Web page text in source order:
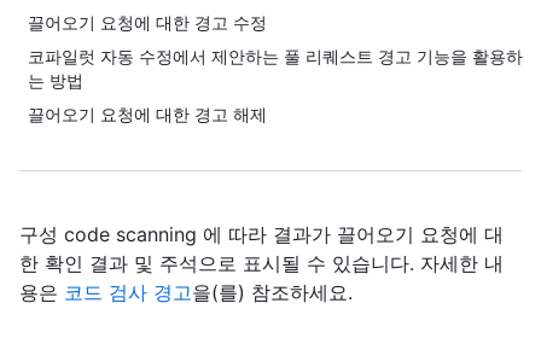
끌어오기 요청에 대한 경고 수정
코파일럿 자동 수정에서 제안하는 풀 리퀘스트 경고 기능을 활용하
는 방법
끌어오기 요청에 대한 경고 해제
구성 code scanning 에 따라 결과가 끌어오기 요청에 대
한 확인 결과 및 주석으로 표시될 수 있습니다. 자세한 내
용은 코드 검사 경고을(를) 참조하세요.